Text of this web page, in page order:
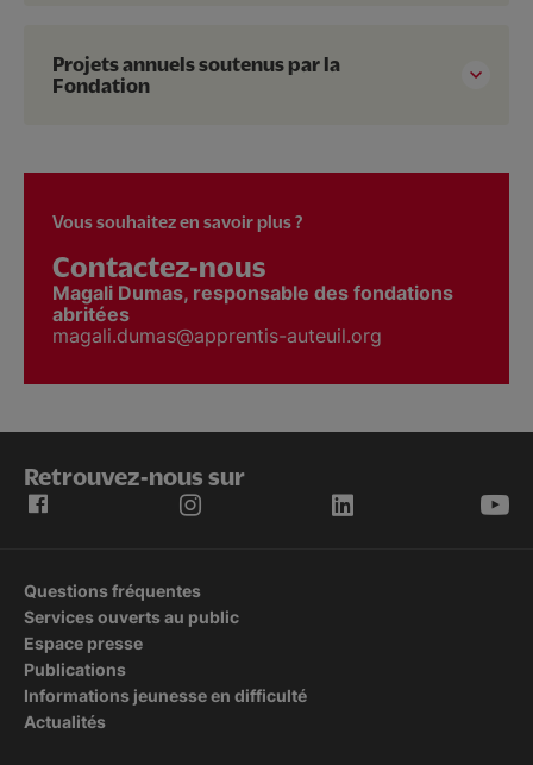
Projets annuels soutenus par la
Fondation
Vous souhaitez en savoir plus ?
Contactez-nous
Magali Dumas, responsable des fondations
abritées
magali.dumas@apprentis-auteuil.org
Retrouvez-nous sur
Questions fréquentes
Services ouverts au public
Espace presse
Publications
Informations jeunesse en difficulté
Actualités